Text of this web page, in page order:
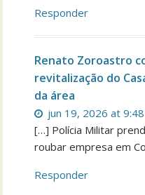
Responder
Renato Zoroastro
revitalização do
da área
jun 19, 2026 at
[…] Polícia Militar
roubar empresa em
Responder